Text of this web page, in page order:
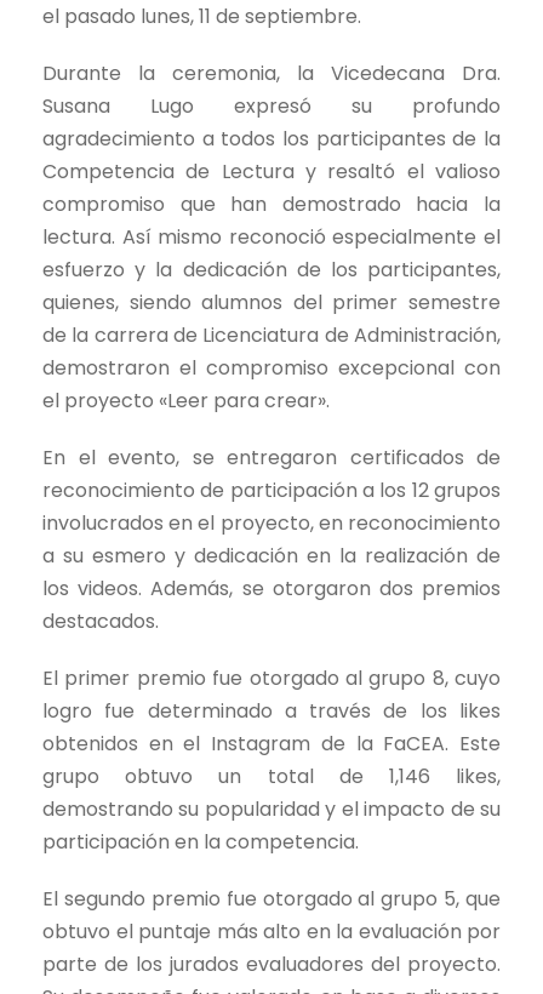
el pasado lunes, 11 de septiembre.
Durante la ceremonia, la Vicedecana Dra.
Susana Lugo expresó su profundo
agradecimiento a todos los participantes de la
Competencia de Lectura y resaltó el valioso
compromiso que han demostrado hacia la
lectura. Así mismo reconoció especialmente el
esfuerzo y la dedicación de los participantes,
quienes, siendo alumnos del primer semestre
de la carrera de Licenciatura de Administración,
demostraron el compromiso excepcional con
el proyecto «Leer para crear».
En el evento, se entregaron certificados de
reconocimiento de participación a los 12 grupos
involucrados en el proyecto, en reconocimiento
a su esmero y dedicación en la realización de
los videos. Además, se otorgaron dos premios
destacados.
El primer premio fue otorgado al grupo 8, cuyo
logro fue determinado a través de los likes
obtenidos en el Instagram de la FaCEA. Este
grupo obtuvo un total de 1,146 likes,
demostrando su popularidad y el impacto de su
participación en la competencia.
El segundo premio fue otorgado al grupo 5, que
obtuvo el puntaje más alto en la evaluación por
parte de los jurados evaluadores del proyecto.